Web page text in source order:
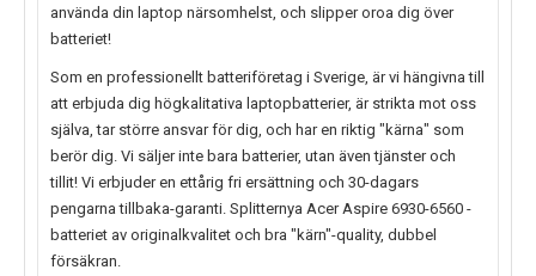
använda din laptop närsomhelst, och slipper oroa dig över
batteriet!
Som en professionellt batteriföretag i Sverige, är vi hängivna till
att erbjuda dig högkalitativa laptopbatterier, är strikta mot oss
själva, tar större ansvar för dig, och har en riktig "kärna" som
berör dig. Vi säljer inte bara batterier, utan även tjänster och
tillit! Vi erbjuder en ettårig fri ersättning och 30-dagars
pengarna tillbaka-garanti. Splitternya Acer Aspire 6930-6560 -
batteriet av originalkvalitet och bra "kärn"-quality, dubbel
försäkran.